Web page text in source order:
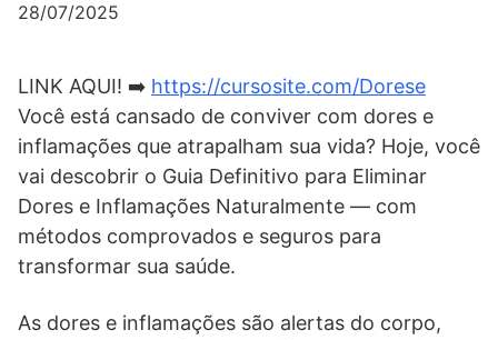
28/07/2025
LINK AQUI! ➡️ https://cursosite.com/Dorese
Você está cansado de conviver com dores e
inflamações que atrapalham sua vida? Hoje, você
vai descobrir o Guia Definitivo para Eliminar
Dores e Inflamações Naturalmente — com
métodos comprovados e seguros para
transformar sua saúde.
As dores e inflamações são alertas do corpo,